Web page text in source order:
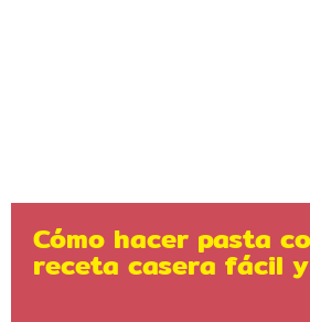
Cómo hacer pasta
receta casera fácil